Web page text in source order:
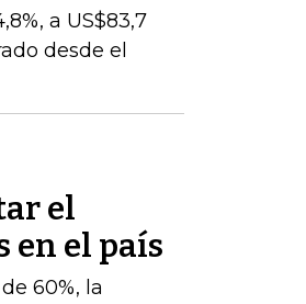
a US$83,7
desde el
el
en el país
60%, la